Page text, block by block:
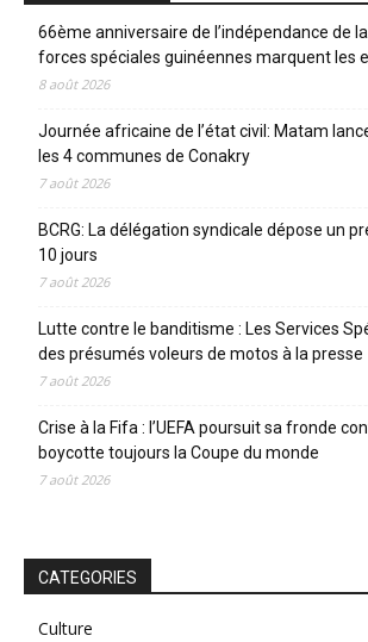
66ème anniversaire de l’indépendance de la
forces spéciales guinéennes marquent les
8 août 2026
Journée africaine de l’état civil: Matam
les 4 communes de Conakry
7 août 2026
BCRG: La délégation syndicale dépose un
10 jours
7 août 2026
Lutte contre le banditisme : Les Services
des présumés voleurs de motos à la presse
7 août 2026
Crise à la Fifa : l’UEFA poursuit sa fronde
boycotte toujours la Coupe du monde
7 août 2026
CATEGORIES
Culture